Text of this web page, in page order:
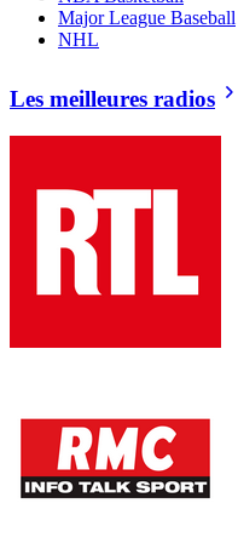
Major League Baseball
NHL
Les meilleures radios